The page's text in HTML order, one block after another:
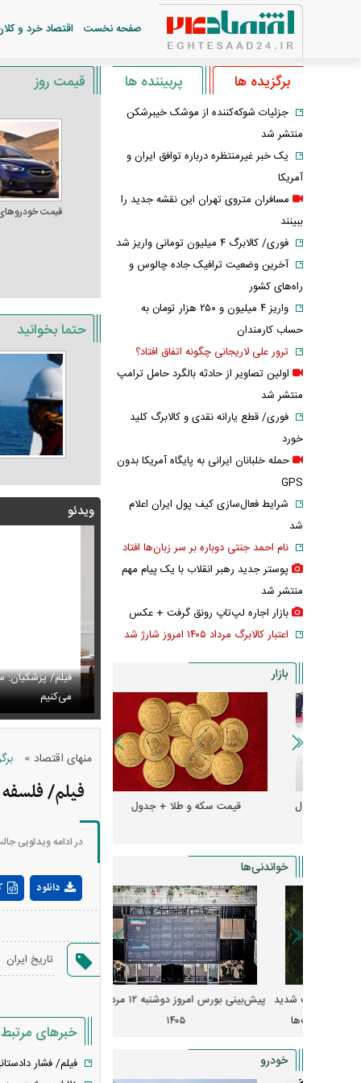
صفحه نخست اقتصاد خرد و
قیمت روز
قیمت
حتما بخوانید
ویدئو
اگر ارز ترجیحی را حذف نمی‌کردیم، قطعاً قحطی
فیلم/ پزشکیان:
می‌کنیم
جدید صابر ابر در فضای مجازی پربازدید شد عکس دیده‌نشده
منهای اقتصاد »
فیلم/
در ادامه ویدئویی
دانلود
تاریخ ایران
خبرهای مرتبط
فیلم/ فشار
برگزیده ها پربیننده ها
جزئیات شوکه‌کننده از موشک خیبرشکن
منتشر شد
یک خبر غیرمنتظره درباره توافق ایران و
آمریکا
مسافران متروی تهران این نقشه جدید را
ببینند
فوری/ کالابرگ ۴ میلیون تومانی واریز شد
آخرین وضعیت ترافیک جاده چالوس و
راه‌های کشور
واریز ۴ میلیون و ۲۵۰ هزار تومان به
حساب کارمندان
ترور علی لاریجانی چگونه اتفاق افتاد؟
اولین تصاویر از حادثه بالگرد حامل ترامپ
منتشر شد
فوری/ قطع یارانه نقدی و کالابرگ کلید
خورد
حمله خلبانان ایرانی به پایگاه آمریکا بدون
GPS
شرایط فعال‌سازی کیف پول ایران اعلام
شد
نام احمد جنتی دوباره بر سر زبان‌ها افتاد
پوستر جدید رهبر انقلاب با یک پیام مهم
منتشر شد
بازار اجاره لپ‌تاپ رونق گرفت + عکس
اعتبار کالابرگ مرداد ۱۴۰۵ امروز شارژ شد
بازار
قیمت سکه و طلا + جدول قیمت دلار، یورو و
خواندنی‌ها
پیش‌بینی بورس امروز دوشنبه ۱۲ مرداد ماه
قیمت‌ها
خودرو